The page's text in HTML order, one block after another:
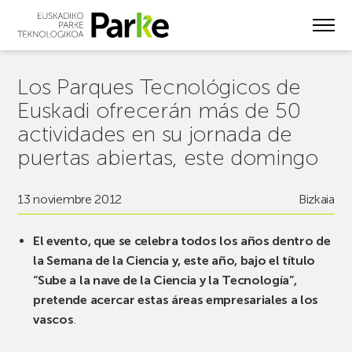
Los Parques Tecnológicos de
Euskadi ofrecerán más de 50
actividades en su jornada de
puertas abiertas, este domingo
13 noviembre 2012 Bizkaia
El evento, que se celebra todos los años dentro de
la Semana de la Ciencia y, este año, bajo el título
“Sube a la nave de la Ciencia y la Tecnología”,
pretende acercar estas áreas empresariales a los
vascos.